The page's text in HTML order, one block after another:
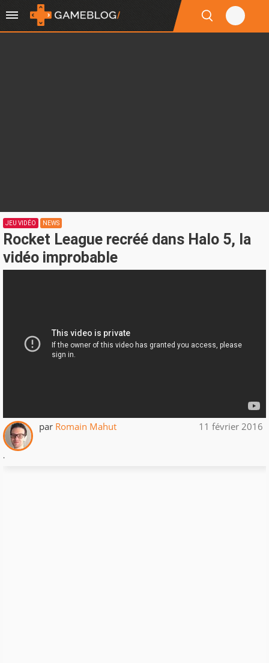
JEU VIDÉO NEWS
Rocket League recréé dans Halo 5, la
vidéo improbable
par Romain Mahut 11 février 2016
.